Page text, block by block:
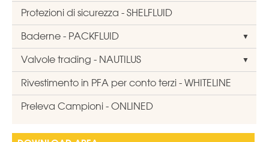
Protezioni di sicurezza - SHELFLUID
Baderne - PACKFLUID
Valvole trading - NAUTILUS
Rivestimento in PFA per conto terzi - WHITELINE
Preleva Campioni - ONLINED